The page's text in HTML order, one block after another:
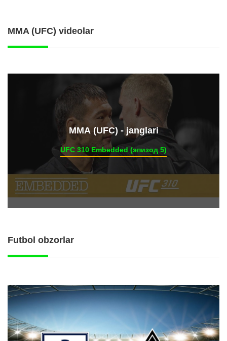
MMA (UFC) videolar
ММА (UFC) - janglari
UFC 310 Embedded (эпизод 5)
Futbol obzorlar